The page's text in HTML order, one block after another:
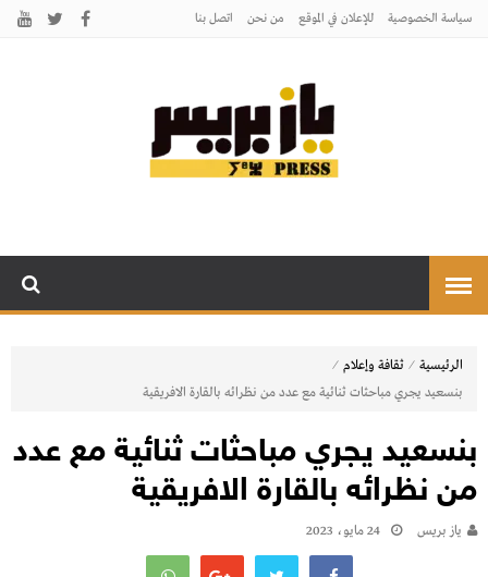
سياسة الخصوصية للإعلان في الموقع من نحن اتصل بنـا
الرئيسية ⁄ ثقافة وإعلام ⁄
بنسعيد يجري مباحثات ثنائية مع عدد من نظرائه بالقارة الافريقية
بنسعيد يجري مباحثات ثنائية مع عدد
من نظرائه بالقارة الافريقية
يـاز بريـس 24 مايو، 2023